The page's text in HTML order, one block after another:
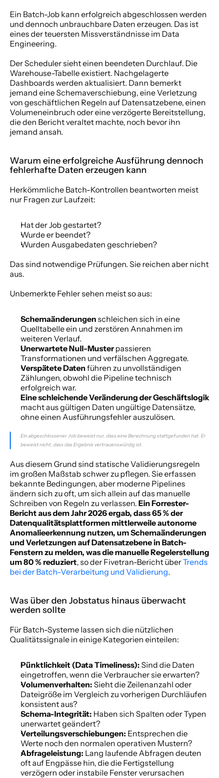
Ein Batch-Job kann erfolgreich abgeschlossen werden
und dennoch unbrauchbare Daten erzeugen. Das ist
eines der teuersten Missverständnisse im Data
Engineering.
Der Scheduler sieht einen beendeten Durchlauf. Die
Warehouse-Tabelle existiert. Nachgelagerte
Dashboards werden aktualisiert. Dann bemerkt
jemand eine Schemaverschiebung, eine Verletzung
von geschäftlichen Regeln auf Datensatzebene, einen
Volumeneinbruch oder eine verzögerte Bereitstellung,
die den Bericht veraltet machte, noch bevor ihn
jemand ansah.
Warum eine erfolgreiche Ausführung dennoch
fehlerhafte Daten erzeugen kann
Herkömmliche Batch-Kontrollen beantworten meist
nur Fragen zur Laufzeit:
Hat der Job gestartet?
Wurde er beendet?
Wurden Ausgabedaten geschrieben?
Das sind notwendige Prüfungen. Sie reichen aber nicht
aus.
Unbemerkte Fehler sehen meist so aus:
Schemaänderungen schleichen sich in eine
Quelltabelle ein und zerstören Annahmen im
weiteren Verlauf.
Unerwartete Null-Muster passieren
Transformationen und verfälschen Aggregate.
Verspätete Daten führen zu unvollständigen
Zählungen, obwohl die Pipeline technisch
erfolgreich war.
Eine schleichende Veränderung der Geschäftslogik
macht aus gültigen Daten ungültige Datensätze,
ohne einen Ausführungsfehler auszulösen.
Ein abgeschlossener Job beweist nur, dass eine Berechnung stattgefunden hat. Er
beweist nicht, dass das Ergebnis vertrauenswürdig ist.
Aus diesem Grund sind statische Validierungsregeln
im großen Maßstab schwer zu pflegen. Sie erfassen
bekannte Bedingungen, aber moderne Pipelines
ändern sich zu oft, um sich allein auf das manuelle
Schreiben von Regeln zu verlassen. Ein Forrester-
Bericht aus dem Jahr 2026 ergab, dass 65 % der
Datenqualitätsplattformen mittlerweile autonome
Anomalieerkennung nutzen, um Schemaänderungen
und Verletzungen auf Datensatzebene in Batch-
Fenstern zu melden, was die manuelle Regelerstellung
um 80 % reduziert, so der Fivetran-Bericht über Trends
bei der Batch-Verarbeitung und Validierung.
Was über den Jobstatus hinaus überwacht
werden sollte
Für Batch-Systeme lassen sich die nützlichen
Qualitätssignale in einige Kategorien einteilen:
Pünktlichkeit (Data Timeliness): Sind die Daten
eingetroffen, wenn die Verbraucher sie erwarten?
Volumenverhalten: Sieht die Zeilenanzahl oder
Dateigröße im Vergleich zu vorherigen Durchläufen
konsistent aus?
Schema-Integrität: Haben sich Spalten oder Typen
unerwartet geändert?
Verteilungsverschiebungen: Entsprechen die
Werte noch den normalen operativen Mustern?
Abfrageleistung: Lang laufende Abfragen deuten
oft auf Engpässe hin, die die Fertigstellung
verzögern oder instabile Fenster verursachen